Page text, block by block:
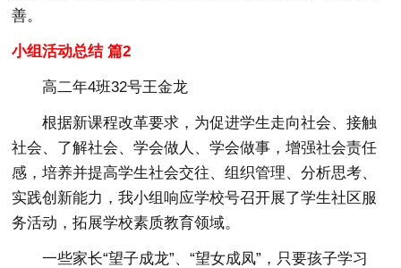
善。
小组活动总结 篇2
高二年4班32号王金龙
根据新课程改革要求，为促进学生走向社会、接触
社会、了解社会、学会做人、学会做事，增强社会责任
感，培养并提高学生社会交往、组织管理、分析思考、
实践创新能力，我小组响应学校号召开展了学生社区服
务活动，拓展学校素质教育领域。
一些家长“望子成龙”、“望女成凤”，只要孩子学习